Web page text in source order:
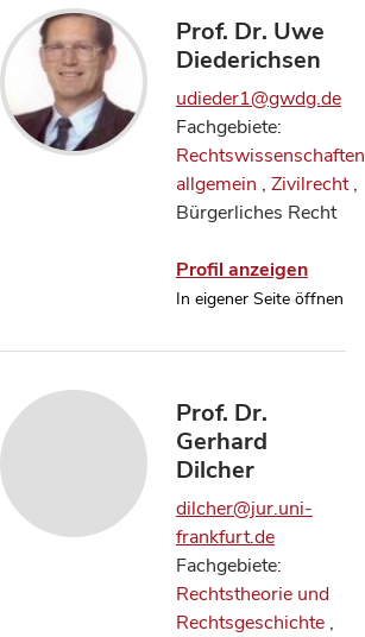
Prof. Dr. Uwe
Diederichsen
udieder1@gwdg.de
Fachgebiete:
Rechtswissenschaften
allgemein , Zivilrecht,
Bürgerliches Recht
Profil anzeigen
In eigener Seite öffnen
Prof. Dr.
Gerhard
Dilcher
dilcher@jur.uni-
frankfurt.de
Fachgebiete:
Rechtstheorie und
Rechtsgeschichte ,